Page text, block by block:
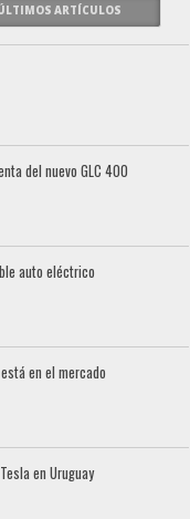
ARTÍCULOS
del nuevo GLC 400
auto eléctrico
en el mercado
en Uruguay